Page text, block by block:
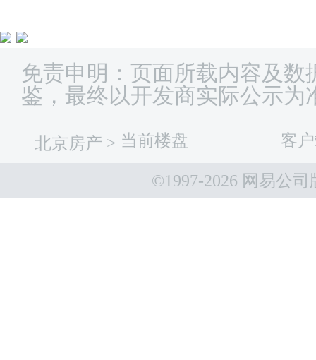
免责申明：页面所载内容及数
鉴，最终以开发商实际公示为
北京房产 > 当前楼盘 客
©1997-2026 网易公